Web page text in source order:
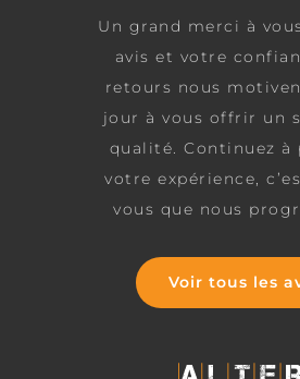
Un grand merci à
avis et votre
retours nous
jour à vous offrir un
qualité. Continuez à
votre expérience,
vous que nous
Voir tous les